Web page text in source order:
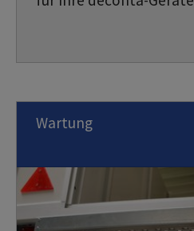
Wartung